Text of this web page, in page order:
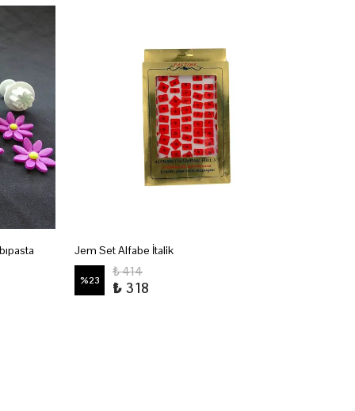
Jem Set Alfabe İtalik
%23
₺ 414
₺ 318